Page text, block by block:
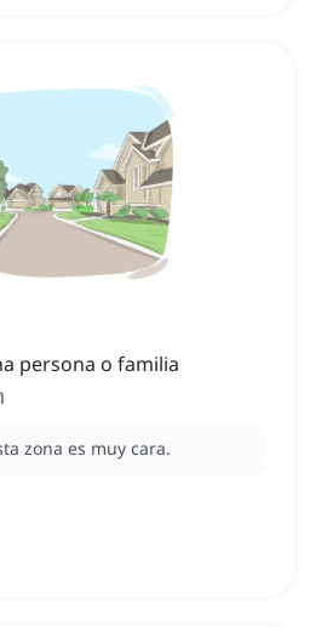
persona o familia
zona es muy cara.